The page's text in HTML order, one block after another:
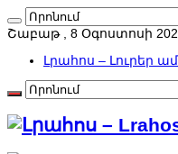
Շաբաթ , 8 Օգոստոսի
Լրահոս – Լուրեր